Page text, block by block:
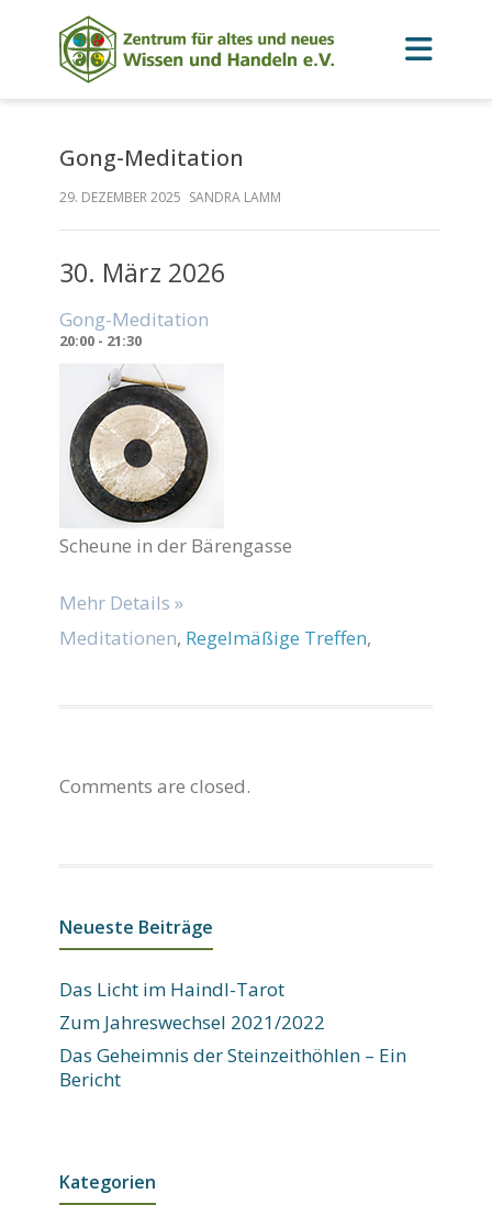
Gong-Meditation
29. DEZEMBER 2025 SANDRA LAMM
30. März 2026
Gong-Meditation
20:00 - 21:30
Scheune in der Bärengasse
Mehr Details »
Meditationen, Regelmäßige Treffen,
Comments are closed.
Neueste Beiträge
Das Licht im Haindl-Tarot
Zum Jahreswechsel 2021/2022
Das Geheimnis der Steinzeithöhlen – Ein
Bericht
Kategorien